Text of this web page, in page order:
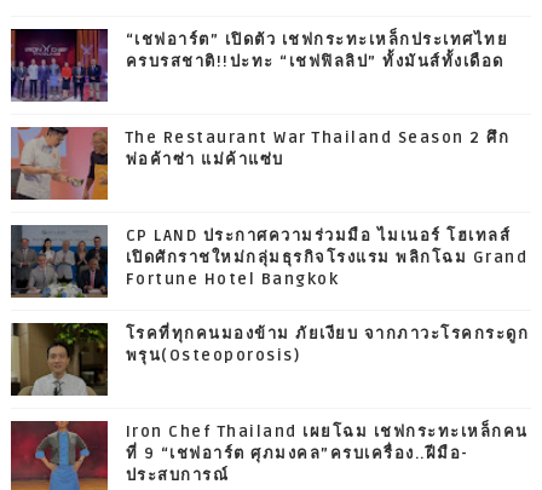
“เชฟอาร์ต” เปิดตัว เชฟกระทะเหล็กประเทศไทย
ครบรสชาติ!!ปะทะ “เชฟฟิลลิป” ทั้งมันส์ทั้งเดือด
The Restaurant War Thailand Season 2 ศึก
พ่อค้าซ่า แม่ค้าแซ่บ
CP LAND ประกาศความร่วมมือ ไมเนอร์ โฮเทลส์
เปิดศักราชใหม่กลุ่มธุรกิจโรงแรม พลิกโฉม Grand
Fortune Hotel Bangkok
โรคที่ทุกคนมองข้าม ภัยเงียบ จากภาวะโรคกระดูก
พรุน(Osteoporosis)
Iron Chef Thailand เผยโฉม เชฟกระทะเหล็กคน
ที่ 9 “เชฟอาร์ต ศุภมงคล”ครบเครื่อง..ฝีมือ-
ประสบการณ์